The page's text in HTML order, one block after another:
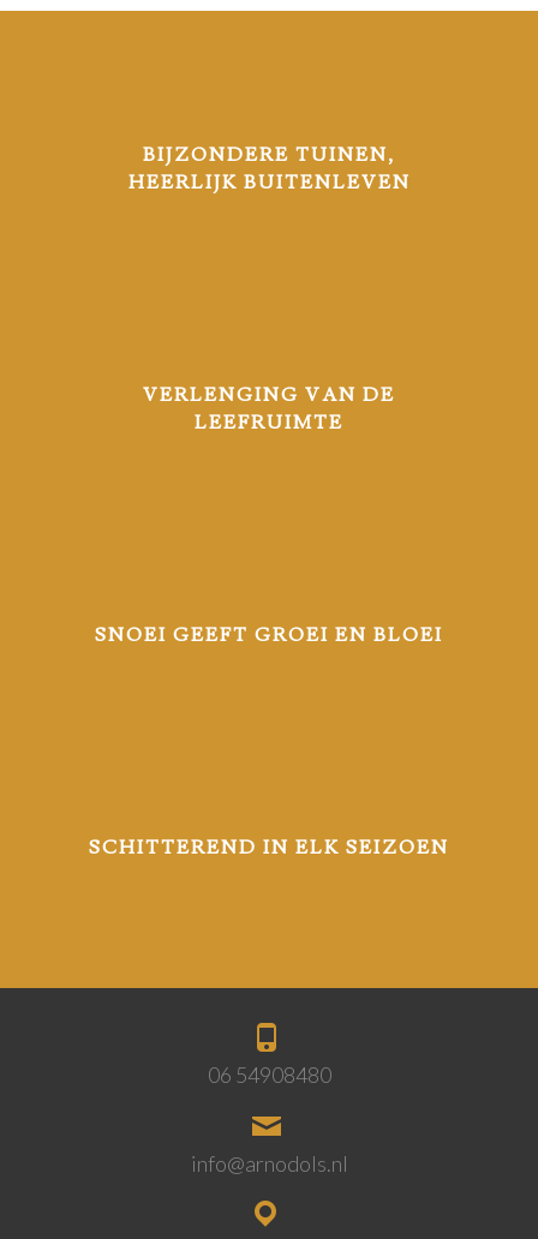
BIJZONDERE TUINEN,
HEERLIJK BUITENLEVEN
VERLENGING VAN DE
LEEFRUIMTE
SNOEI GEEFT GROEI EN BLOEI
SCHITTEREND IN ELK SEIZOEN
06 54908480
info@arnodols.nl